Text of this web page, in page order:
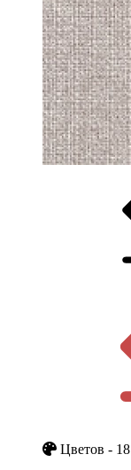
Цветов - 18